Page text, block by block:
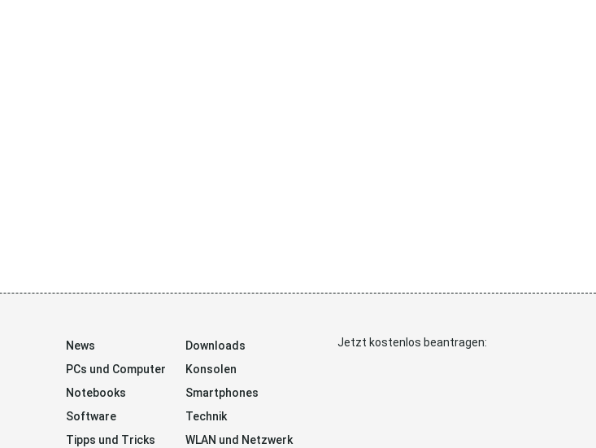
News
Downloads
PCs und Computer
Konsolen
Notebooks
Smartphones
Software
Technik
Tipps und Tricks
WLAN und Netzwerk
Jetzt kostenlos beantragen: